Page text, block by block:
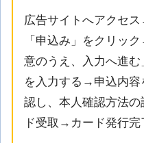
広告サイトへアクセ
「申込み」をクリッ
意のうえ、入力へ進
を入力する→申込内
認し、本人確認方法
ド受取→カード発行完